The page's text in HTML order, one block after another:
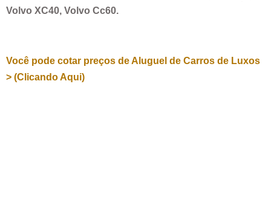
Volvo XC40, Volvo Cc60.
Você pode cotar preços de Aluguel de Carros de Luxos
> (Clicando Aqui)